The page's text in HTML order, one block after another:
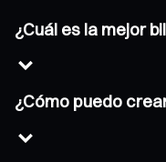
¿Cuál es la mejor
¿Cómo puedo